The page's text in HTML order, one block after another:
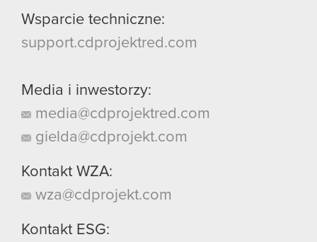
Wsparcie techniczne:
support.cdprojektred.com
Media i inwestorzy:
media@cdprojektred.com
gielda@cdprojekt.com
Kontakt WZA:
wza@cdprojekt.com
Kontakt ESG: